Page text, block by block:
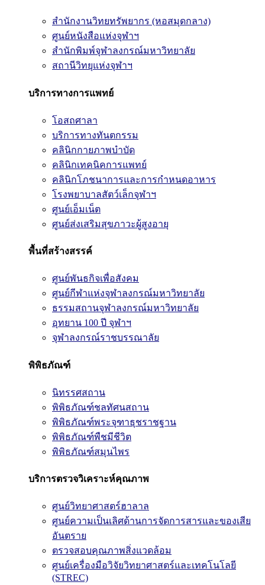
สำนักงานวิทยทรัพยากร (หอสมุดกลาง)
ศูนย์หนังสือแห่งจุฬาฯ
สำนักพิมพ์จุฬาลงกรณ์มหาวิทยาลัย
สถานีวิทยุแห่งจุฬาฯ
บริการทางการแพทย์
โอสถศาลา
บริการทางทันตกรรม
คลินิกกายภาพบำบัด
คลินิกเทคนิคการแพทย์
คลินิกโภชนาการและการกำหนดอาหาร
โรงพยาบาลสัตว์เล็กจุฬาฯ
ศูนย์เอ็มเน็ต
ศูนย์ส่งเสริมสุขภาวะผู้สูงอายุ
พื้นที่สร้างสรรค์
ศูนย์พันธกิจเพื่อสังคม
ศูนย์กีฬาแห่งจุฬาลงกรณ์มหาวิทยาลัย
ธรรมสถานจุฬาลงกรณ์มหาวิทยาลัย
อุทยาน 100 ปี จุฬาฯ
จุฬาลงกรณ์ราชบรรณาลัย
พิพิธภัณฑ์
นิทรรศสถาน
พิพิธภัณฑ์ชลทัศนสถาน
พิพิธภัณฑ์พระจุฑาธุชราชฐาน
พิพิธภัณฑ์พืชมีชีวิต
พิพิธภัณฑ์สมุนไพร
บริการตรวจวิเคราะห์คุณภาพ
ศูนย์วิทยาศาสตร์ฮาลาล
ศูนย์ความเป็นเลิศด้านการจัดการสารและของเสีย
อันตราย
ตรวจสอบคุณภาพสิ่งแวดล้อม
ศูนย์เครื่องมือวิจัยวิทยาศาสตร์และเทคโนโลยี
(STREC)